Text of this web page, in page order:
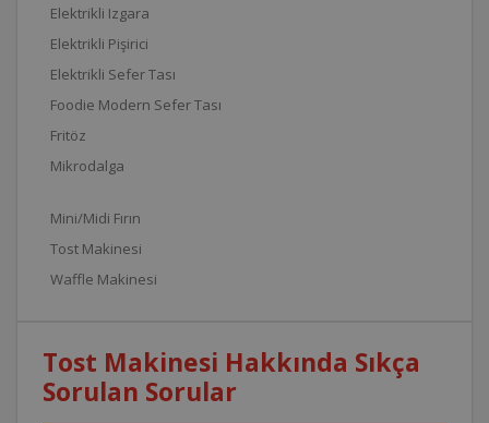
Elektrikli Izgara
Elektrikli Pişirici
Elektrikli Sefer Tası
Foodie Modern Sefer Tası
Fritöz
Mikrodalga
Mini/Midi Fırın
Tost Makinesi
Waffle Makinesi
Tost Makinesi Hakkında Sıkça
Sorulan Sorular